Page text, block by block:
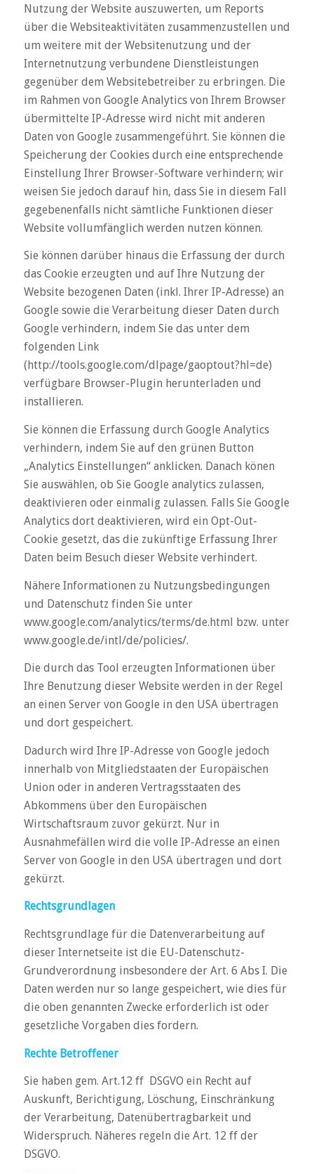
Nutzung der Website auszuwerten, um Reports
über die Websiteaktivitäten zusammenzustellen und
um weitere mit der Websitenutzung und der
Internetnutzung verbundene Dienstleistungen
gegenüber dem Websitebetreiber zu erbringen. Die
im Rahmen von Google Analytics von Ihrem Browser
übermittelte IP-Adresse wird nicht mit anderen
Daten von Google zusammengeführt. Sie können die
Speicherung der Cookies durch eine entsprechende
Einstellung Ihrer Browser-Software verhindern; wir
weisen Sie jedoch darauf hin, dass Sie in diesem Fall
gegebenenfalls nicht sämtliche Funktionen dieser
Website vollumfänglich werden nutzen können.
Sie können darüber hinaus die Erfassung der durch
das Cookie erzeugten und auf Ihre Nutzung der
Website bezogenen Daten (inkl. Ihrer IP-Adresse) an
Google sowie die Verarbeitung dieser Daten durch
Google verhindern, indem Sie das unter dem
folgenden Link
(http://tools.google.com/dlpage/gaoptout?hl=de)
verfügbare Browser-Plugin herunterladen und
installieren.
Sie können die Erfassung durch Google Analytics
verhindern, indem Sie auf den grünen Button
„Analytics Einstellungen“ anklicken. Danach könen
Sie auswählen, ob Sie Google analytics zulassen,
deaktivieren oder einmalig zulassen. Falls Sie Google
Analytics dort deaktivieren, wird ein Opt-Out-
Cookie gesetzt, das die zukünftige Erfassung Ihrer
Daten beim Besuch dieser Website verhindert.
Nähere Informationen zu Nutzungsbedingungen
und Datenschutz finden Sie unter
www.google.com/analytics/terms/de.html bzw. unter
www.google.de/intl/de/policies/.
Die durch das Tool erzeugten Informationen über
Ihre Benutzung dieser Website werden in der Regel
an einen Server von Google in den USA übertragen
und dort gespeichert.
Dadurch wird Ihre IP-Adresse von Google jedoch
innerhalb von Mitgliedstaaten der Europäischen
Union oder in anderen Vertragsstaaten des
Abkommens über den Europäischen
Wirtschaftsraum zuvor gekürzt. Nur in
Ausnahmefällen wird die volle IP-Adresse an einen
Server von Google in den USA übertragen und dort
gekürzt.
Rechtsgrundlagen
Rechtsgrundlage für die Datenverarbeitung auf
dieser Internetseite ist die EU-Datenschutz-
Grundverordnung insbesondere der Art. 6 Abs I. Die
Daten werden nur so lange gespeichert, wie dies für
die oben genannten Zwecke erforderlich ist oder
gesetzliche Vorgaben dies fordern.
Rechte Betroffener
Sie haben gem. Art.12 ff DSGVO ein Recht auf
Auskunft, Berichtigung, Löschung, Einschränkung
der Verarbeitung, Datenübertragbarkeit und
Widerspruch. Näheres regeln die Art. 12 ff der
DSGVO.